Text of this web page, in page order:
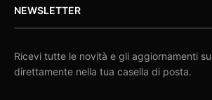
NEWSLETTER
Ricevi tutte le novità e gli aggiornamenti
direttamente nella tua casella di posta.